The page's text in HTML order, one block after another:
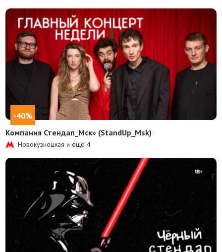
-40%
Компания Стендап_Мск» (StandUp_Msk)
Новокузнецкая и еще4